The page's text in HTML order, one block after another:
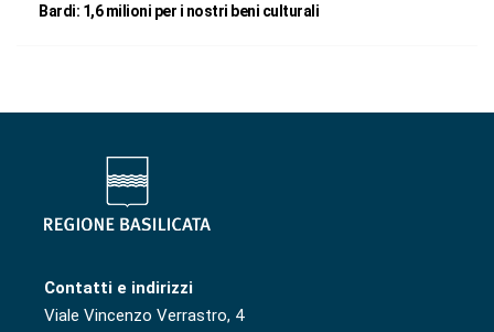
Bardi: 1,6 milioni per i nostri beni culturali
Contatti e indirizzi
Viale Vincenzo Verrastro, 4